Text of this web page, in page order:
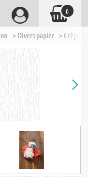
> Divers papier >
0